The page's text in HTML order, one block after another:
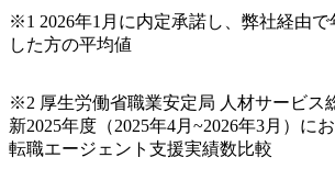
※1 2026年1月に内定承諾し、弊社経由で
した方の平均値
※2 厚生労働省職業安定局 人材サービス
新2025年度（2025年4月~2026年3月）に
転職エージェント支援実績数比較